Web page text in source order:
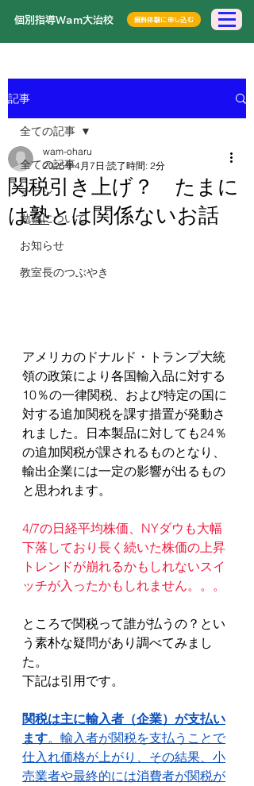
​個別指導Wam大治校 無料体験に申し込む
記事
全ての記事
チラシ
勉強について
お知らせ
教室長のつぶやき
全ての記事
関税引き上げ？ たまに
は塾とは関係ないお話
wam-oharu
2025年4月7日 読了時間: 2分
アメリカのドナルド・トランプ大統
領の政策により各国輸入品に対する
10％の一律関税、および特定の国に
対する追加関税を課す措置が発動さ
れました。日本製品に対しても24％
の追加関税が課されるものとなり、
輸出企業には一定の影響が出るもの
と思われます。
4/7の日経平均株価、NYダウも大幅
下落しており長く続いた株価の上昇
トレンドが崩れるかもしれないスイ
ッチが入ったかもしれません。。。
ところで関税って誰が払うの？とい
う素朴な疑問があり調べてみまし
た。
下記は引用です。
関税は主に輸入者（企業）が支払い
ます。輸入者が関税を支払うことで
仕入れ価格が上がり、その結果、小
売業者や最終的には消費者が関税が